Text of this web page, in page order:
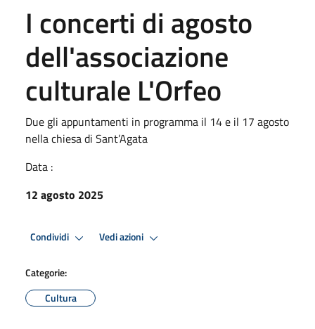
I concerti di agosto
dell'associazione
culturale L'Orfeo
Due gli appuntamenti in programma il 14 e il 17 agosto
nella chiesa di Sant’Agata
Data :
12 agosto 2025
Condividi Vedi azioni
Categorie:
Cultura